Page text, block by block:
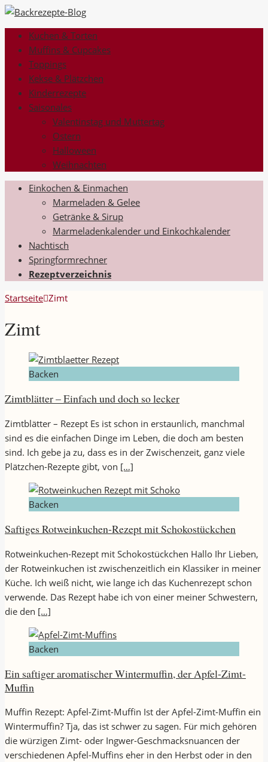
Kuchen & Torten
Muffins & Cupcakes
Toppings
Kekse & Plätzchen
Kinderrezepte
Saisonales
Valentinstag und Muttertag
Ostern
Halloween
Weihnachten
Einkochen & Einmachen
Marmeladen & Gelee
Getränke & Sirup
Marmeladenkalender und Einkochkalender
Nachtisch
Springformrechner
Rezeptverzeichnis
Startseite Zimt
Zimt
Backen
Zimtblätter – Einfach und doch so lecker
Zimtblätter – Rezept Es ist schon in erstaunlich, manchmal
sind es die einfachen Dinge im Leben, die doch am besten
sind. Ich gebe ja zu, dass es in der Zwischenzeit, ganz viele
Plätzchen-Rezepte gibt, von […]
Backen
Saftiges Rotweinkuchen-Rezept mit Schokostückchen
Rotweinkuchen-Rezept mit Schokostückchen Hallo Ihr Lieben,
der Rotweinkuchen ist zwischenzeitlich ein Klassiker in meiner
Küche. Ich weiß nicht, wie lange ich das Kuchenrezept schon
verwende. Das Rezept habe ich von einer meiner Schwestern,
die den […]
Backen
Ein saftiger aromatischer Wintermuffin, der Apfel-Zimt-
Muffin
Muffin Rezept: Apfel-Zimt-Muffin Ist der Apfel-Zimt-Muffin ein
Wintermuffin? Tja, das ist schwer zu sagen. Für mich gehören
die würzigen Zimt- oder Ingwer-Geschmacksnuancen der
verschiedenen Apfel-Muffins eher in den Herbst oder in den